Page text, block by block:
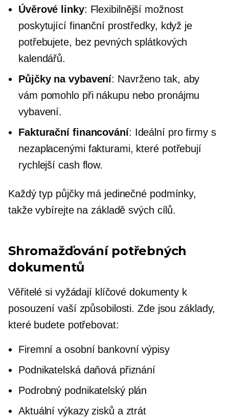
Úvěrové linky: Flexibilnější možnost
poskytující finanční prostředky, když je
potřebujete, bez pevných splátkových
kalendářů.
Půjčky na vybavení: Navrženo tak, aby
vám pomohlo při nákupu nebo pronájmu
vybavení.
Fakturační financování: Ideální pro firmy s
nezaplacenými fakturami, které potřebují
rychlejší cash flow.
Každý typ půjčky má jedinečné podmínky,
takže vybírejte na základě svých cílů.
Shromažďování potřebných
dokumentů
Věřitelé si vyžádají klíčové dokumenty k
posouzení vaší způsobilosti. Zde jsou základy,
které budete potřebovat:
Firemní a osobní bankovní výpisy
Podnikatelská daňová přiznání
Podrobný podnikatelský plán
Aktuální výkazy zisků a ztrát